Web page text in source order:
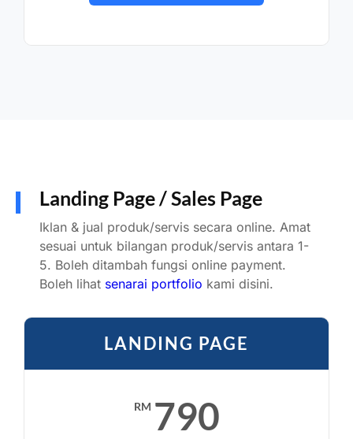
Landing Page / Sales Page
Iklan & jual produk/servis secara online. Amat
sesuai untuk bilangan produk/servis antara 1-
5. Boleh ditambah fungsi online payment.
Boleh lihat senarai portfolio kami disini.
LANDING PAGE
RM 790